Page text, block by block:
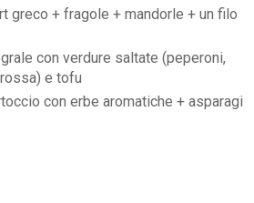
greco + fragole + mandorle + un filo
con verdure saltate (peperoni,
e tofu
con erbe aromatiche + asparagi